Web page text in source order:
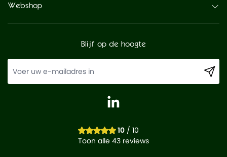
In winkelwagen
Webshop
Blijf op de hoogte
10/ 10
Toon alle 43 reviews